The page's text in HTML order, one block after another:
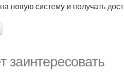
новую систему и получать
заинтересовать